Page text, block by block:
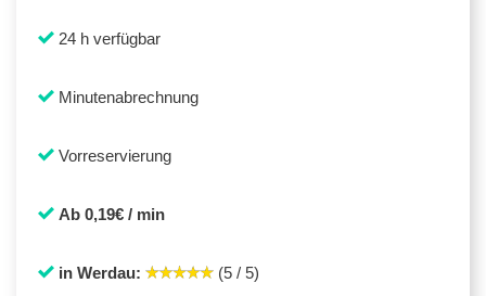
24 h verfügbar
Minutenabrechnung
Vorreservierung
Ab 0,19€ / min
in Werdau: (5 / 5)